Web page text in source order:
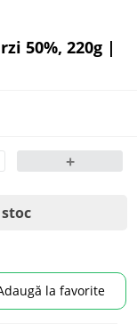
la favorite
50%, 220g |
+